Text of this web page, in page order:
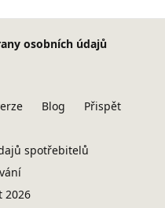
osobních údajů
Blog
Přispět
spotřebitelů
2026